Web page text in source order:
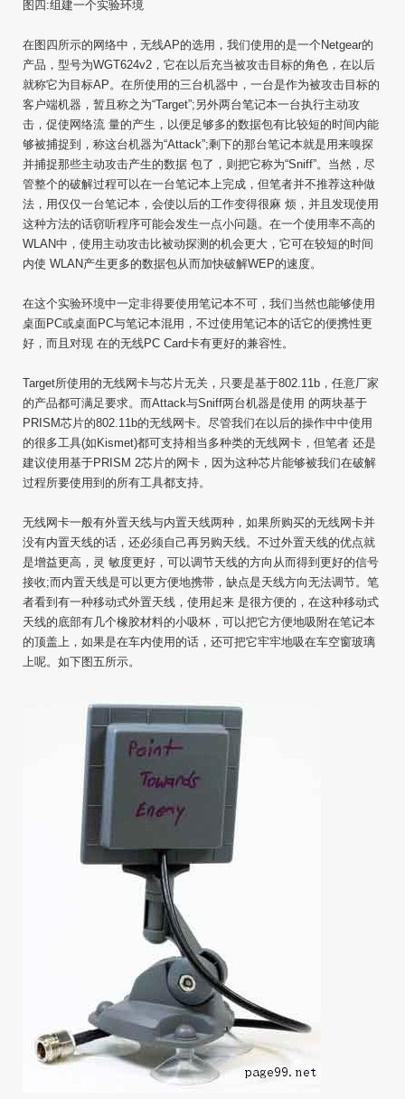
图四:组建一个实验环境
在图四所示的网络中，无线AP的选用，我们使用的是一个Netgear的
产品，型号为WGT624v2，它在以后充当被攻击目标的角色，在以后
就称它为目标AP。在所使用的三台机器中，一台是作为被攻击目标的
客户端机器，暂且称之为“Target”;另外两台笔记本一台执行主动攻
击，促使网络流 量的产生，以便足够多的数据包有比较短的时间内能
够被捕捉到，称这台机器为“Attack”;剩下的那台笔记本就是用来嗅探
并捕捉那些主动攻击产生的数据 包了，则把它称为“Sniff”。当然，尽
管整个的破解过程可以在一台笔记本上完成，但笔者并不推荐这种做
法，用仅仅一台笔记本，会使以后的工作变得很麻 烦，并且发现使用
这种方法的话窃听程序可能会发生一点小问题。在一个使用率不高的
WLAN中，使用主动攻击比被动探测的机会更大，它可在较短的时间
内使 WLAN产生更多的数据包从而加快破解WEP的速度。
在这个实验环境中一定非得要使用笔记本不可，我们当然也能够使用
桌面PC或桌面PC与笔记本混用，不过使用笔记本的话它的便携性更
好，而且对现 在的无线PC Card卡有更好的兼容性。
Target所使用的无线网卡与芯片无关，只要是基于802.11b，任意厂家
的产品都可满足要求。而Attack与Sniff两台机器是使用 的两块基于
PRISM芯片的802.11b的无线网卡。尽管我们在以后的操作中中使用
的很多工具(如Kismet)都可支持相当多种类的无线网卡，但笔者 还是
建议使用基于PRISM 2芯片的网卡，因为这种芯片能够被我们在破解
过程所要使用到的所有工具都支持。
无线网卡一般有外置天线与内置天线两种，如果所购买的无线网卡并
没有内置天线的话，还必须自己再另购天线。不过外置天线的优点就
是增益更高，灵 敏度更好，可以调节天线的方向从而得到更好的信号
接收;而内置天线是可以更方便地携带，缺点是天线方向无法调节。笔
者看到有一种移动式外置天线，使用起来 是很方便的，在这种移动式
天线的底部有几个橡胶材料的小吸杯，可以把它方便地吸附在笔记本
的顶盖上，如果是在车内使用的话，还可把它牢牢地吸在车空窗玻璃
上呢。如下图五所示。